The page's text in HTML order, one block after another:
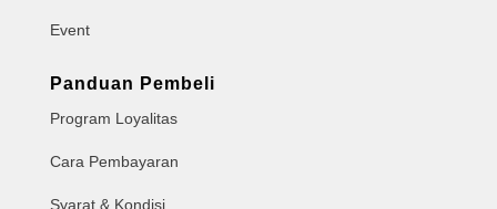
Event
Panduan Pembeli
Program Loyalitas
Cara Pembayaran
Syarat & Kondisi